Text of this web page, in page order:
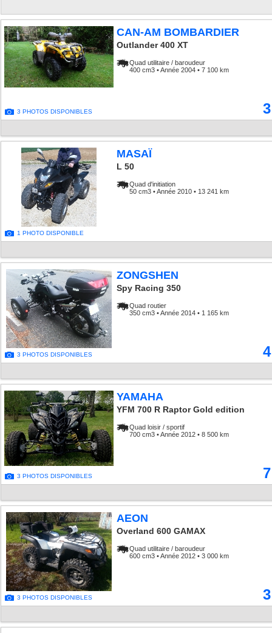
3 PHOTOS DISPONIBLES
CAN-AM BOMBARDIER
Outlander 400 XT
Quad utilitaire / baroudeur
400 cm3 • Année 2004 • 7 100 km
1 PHOTO DISPONIBLE
MASAÏ
L 50
Quad d'initiation
50 cm3 • Année 2010 • 13 241 km
3 PHOTOS DISPONIBLES
ZONGSHEN
Spy Racing 350
Quad routier
350 cm3 • Année 2014 • 1 165 km
3 PHOTOS DISPONIBLES
YAMAHA
YFM 700 R Raptor Gold edition
Quad loisir / sportif
700 cm3 • Année 2012 • 8 500 km
3 PHOTOS DISPONIBLES
AEON
Overland 600 GAMAX
Quad utilitaire / baroudeur
600 cm3 • Année 2012 • 3 000 km